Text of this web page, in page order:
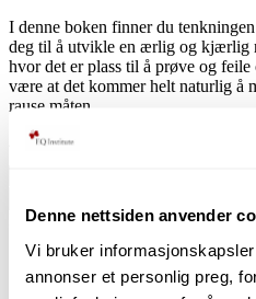
Denne nettsiden anvender
Vi bruker
annonser et personlig preg,
I denne boken finner du
deg til å utvikle en ærlig og kjærlig
hvor det er plass til å prøve og
være at det kommer helt naturlig å
rause måten.
Alltid fri frakt i Norge!
barndommen
Kategori: Bøker
Beskrivelse
Omtaler (0)